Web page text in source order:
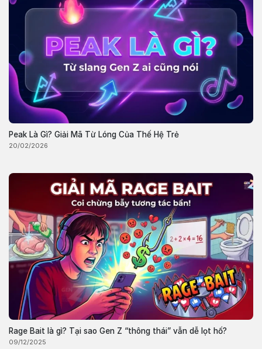
Peak Là Gì? Giải Mã Từ Lóng Của Thế Hệ Trẻ
20/02/2026
Rage Bait là gì? Tại sao Gen Z “thông thái” vẫn dễ lọt hố?
09/12/2025